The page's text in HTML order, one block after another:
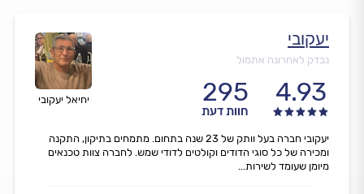
יחיאל יעקובי
יעקובי
נבדק לאחרונה אתמול
4.93
295
חוות דעת
יעקובי חברה בעל וותק של 23 שנה בתחום. מתמחים בתיקון, התקנה
ומכירה של כל סוגי הדודים וקולטים לדודי שמש. לחברה צוות טכנאים
מיומן שעומד לשירות...